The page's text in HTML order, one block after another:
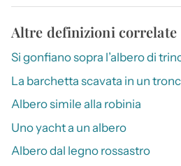
Altre definizioni correlate
Si gonfiano sopra l’albero di
La barchetta scavata in un
Albero simile alla robinia
Uno yacht a un albero
Albero dal legno rossastro